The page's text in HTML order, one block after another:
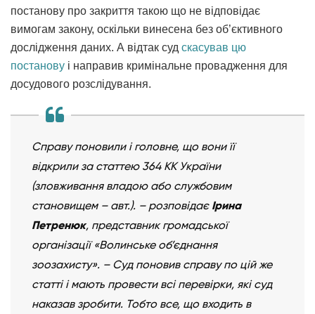
постанову про закриття такою що не відповідає
вимогам закону, оскільки винесена без об’єктивного
дослідження даних. А відтак суд скасував цю
постанову і направив кримінальне провадження для
досудового розслідування.
Справу поновили і головне, що вони її
відкрили за статтею 364 КК України
(зловживання владою або службовим
становищем – авт.). – розповідає Ірина
Петренюк, представник громадської
організації «Волинське об’єднання
зоозахисту». – Суд поновив справу по цій же
статті і мають провести всі перевірки, які суд
наказав зробити. Тобто все, що входить в